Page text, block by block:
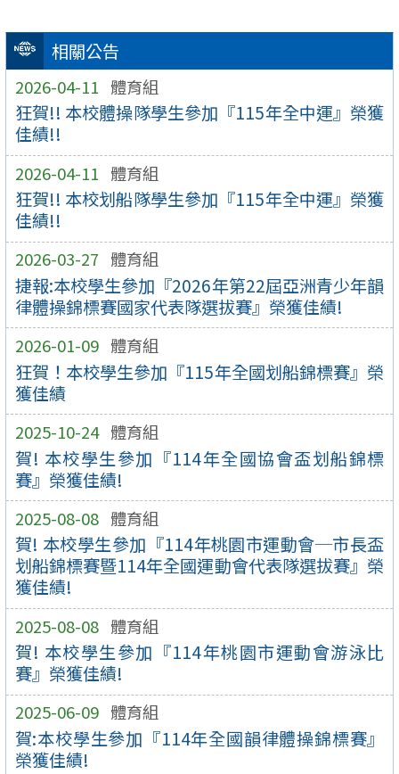
相關公告
2026-04-11 體育組
狂賀!! 本校體操隊學生參加『115年全中運』榮獲
佳績!!
2026-04-11 體育組
狂賀!! 本校划船隊學生參加『115年全中運』榮獲
佳績!!
2026-03-27 體育組
捷報:本校學生參加『2026年第22屆亞洲青少年韻
律體操錦標賽國家代表隊選拔賽』榮獲佳績!
2026-01-09 體育組
狂賀！本校學生參加『115年全國划船錦標賽』榮
獲佳績
2025-10-24 體育組
賀! 本校學生參加『114年全國協會盃划船錦標
賽』榮獲佳績!
2025-08-08 體育組
賀! 本校學生參加『114年桃園市運動會─市長盃
划船錦標賽暨114年全國運動會代表隊選拔賽』榮
獲佳績!
2025-08-08 體育組
賀! 本校學生參加『114年桃園市運動會游泳比
賽』榮獲佳績!
2025-06-09 體育組
賀:本校學生參加『114年全國韻律體操錦標賽』
榮獲佳績!